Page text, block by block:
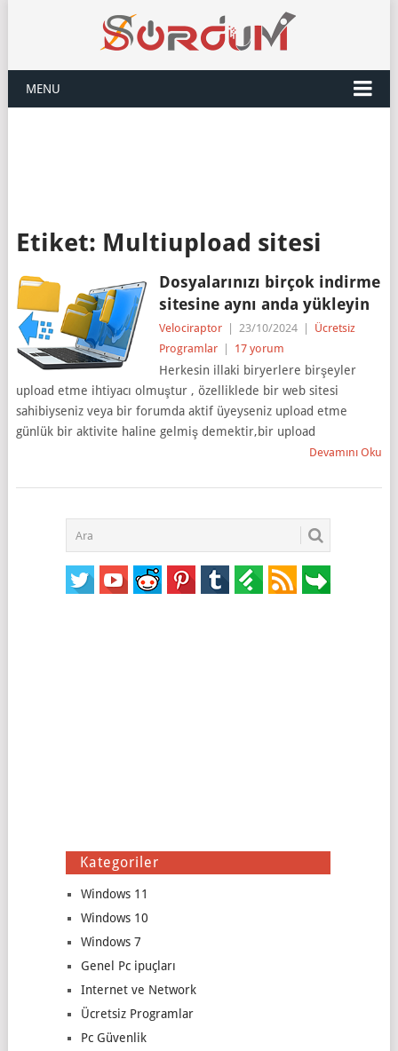
MENU
Etiket: Multiupload sitesi
Dosyalarınızı birçok indirme
sitesine aynı anda yükleyin
Velociraptor 23/10/2024
Ücretsiz
Programlar
17 yorum
Herkesin illaki biryerlere birşeyler
upload etme ihtiyacı olmuştur , özelliklede bir web sitesi
sahibiyseniz veya bir forumda aktif üyeyseniz upload etme
günlük bir aktivite haline gelmiş demektir,bir upload
Devamını Oku
Kategoriler
Windows 11
Windows 10
Windows 7
Genel Pc ipuçları
Internet ve Network
Ücretsiz Programlar
Pc Güvenlik